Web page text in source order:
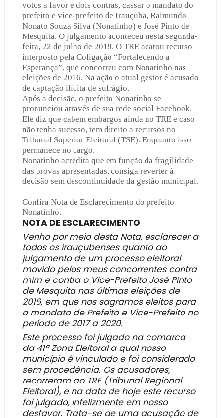
votos a favor e dois contras, cassar o mandato do
prefeito e vice-prefeito de Irauçuba, Raimundo
Nonato Souza Silva (Nonatinho) e José Pinto de
Mesquita. O julgamento aconteceu nesta segunda-
feira, 22 de julho de 2019. O TRE acatou recurso
interposto pela Coligação “Fortalecendo a
Esperança”, que concorreu com Nonatinho nas
eleições de 2016. Na ação o atual gestor é acusado
de captação ilícita de sufrágio.
Após a decisão, o prefeito Nonatinho se
pronunciou através de sua rede social Facebook.
Ele diz que cabem embargos ainda no TRE e caso
não tenha sucesso, tem direito a recursos no
Tribunal Superior Eleitoral (TSE). Enquanto isso
permanece no cargo.
Nonatinho acredita que em função da fragilidade
das provas apresentadas, consiga reverter à
decisão sem descontinuidade da gestão municipal.
Confira Nota de Esclarecimento do prefeito
Nonatinho.
NOTA DE ESCLARECIMENTO
Venho por meio desta Nota, esclarecer a
todos os irauçubenses quanto ao
julgamento de um processo eleitoral
movido pelos meus concorrentes contra
mim e contra o Vice-Prefeito José Pinto
de Mesquita nas últimas eleições de
2016, em que nos sagramos eleitos para
o mandato de Prefeito e Vice-Prefeito no
período de 2017 a 2020.
Este processo foi julgado na comarca
da 41ª Zona Eleitoral a qual nosso
município é vinculado e foi considerado
sem procedência. Os acusadores,
recorreram ao TRE (Tribunal Regional
Eleitoral), e na data de hoje este recurso
foi julgado, infelizmente em nosso
desfavor. Trata-se de uma acusação de